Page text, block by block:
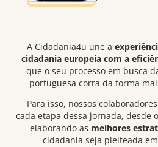
A Cidadania4u une a
cidadania europeia com a
que o seu processo em busca
portuguesa corra da forma
Para isso, nossos
cada etapa dessa jornada, desde
elaborando as melhores
cidadania seja pleiteada